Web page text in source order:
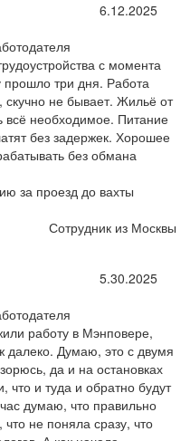
6.12.2025
с момента
прошло три дня. Работа
скучно не бывает. Жильё от
всё необходимое. Питание
без задержек. Хорошее
без обмана
за проезд до вахты
Сотрудник из Москвы
5.30.2025
работу в Мэнповере,
далеко. Думаю, это с двумя
да и на остановках
и туда и обратно будут
думаю, что правильно
не поняла сразу, что